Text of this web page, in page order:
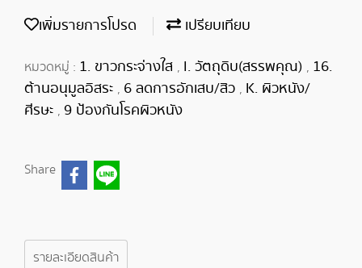
เพิ่มรายการโปรด เปรียบเทียบ
หมวดหมู่ : 1. ขาวกระจ่างใส , I. วัตถุดิบ(สรรพคุณ) , 16.
ต้านอนุมูลอิสระ , 6 ลดการอักเสบ/สิว , K. ผิวหนัง/
ศีรษะ , 9 ป้องกันโรคผิวหนัง
Share
รายละเอียดสินค้า